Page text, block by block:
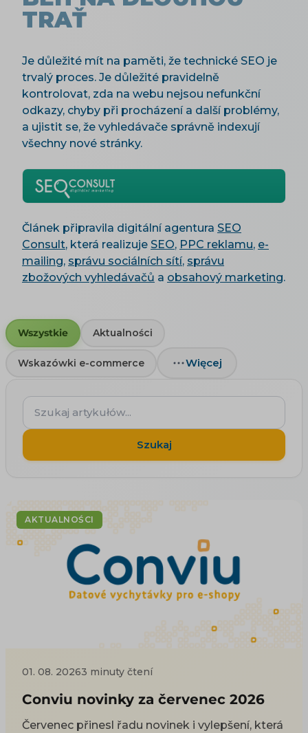
TRAŤ
Je důležité mít na paměti, že technické SEO je
trvalý proces. Je důležité pravidelně
kontrolovat, zda na webu nejsou nefunkční
odkazy, chyby při procházení a další problémy,
a ujistit se, že vyhledávače správně indexují
všechny nové stránky.
Článek připravila digitální agentura SEO
Consult, která realizuje SEO, PPC reklamu, e-
mailing, správu sociálních sítí, správu
zbožových vyhledávačů a obsahový marketing.
Wszystkie Aktualności
Wskazówki e-commerce Więcej
Szukaj
artykułów...
Szukaj
AKTUALNOŚCI
01. 08. 20263 minuty čtení
Conviu novinky za červenec 2026
Červenec přinesl řadu novinek i vylepšení, která